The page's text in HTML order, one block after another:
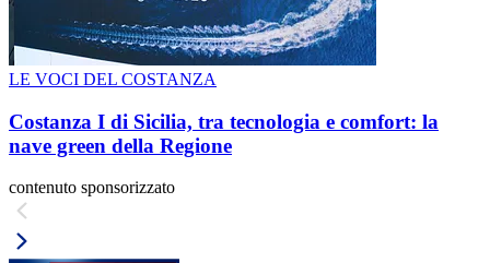
LE VOCI DEL COSTANZA
Costanza I di Sicilia, tra tecnologia e comfort: la
nave green della Regione
contenuto sponsorizzato